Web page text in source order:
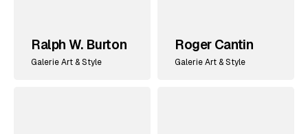
Ralph W. Burton
Galerie Art & Style
Roger Cantin
Galerie Art & Style